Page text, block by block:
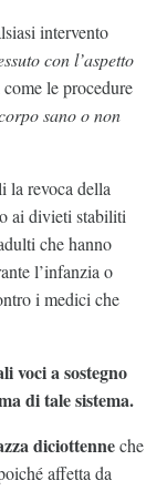
intervento
con l’aspetto
come le procedure
sano o non
la revoca della
ai divieti stabiliti
che hanno
l’infanzia o
i medici che
voci a sostegno
di tale sistema.
diciottenneche
affetta da